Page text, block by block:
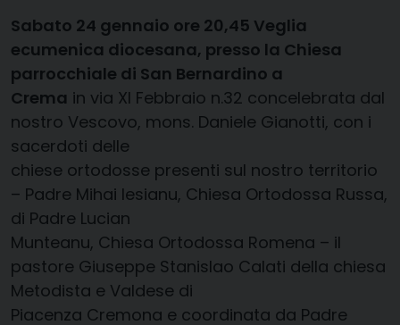
Sabato 24 gennaio ore 20,45 Veglia
ecumenica diocesana, presso la Chiesa
parrocchiale di San Bernardino a
Crema in via XI Febbraio n.32 concelebrata dal
nostro Vescovo, mons. Daniele Gianotti, con i
sacerdoti delle
chiese ortodosse presenti sul nostro territorio
– Padre Mihai Iesianu, Chiesa Ortodossa Russa,
di Padre Lucian
Munteanu, Chiesa Ortodossa Romena – il
pastore Giuseppe Stanislao Calati della chiesa
Metodista e Valdese di
Piacenza Cremona e coordinata da Padre